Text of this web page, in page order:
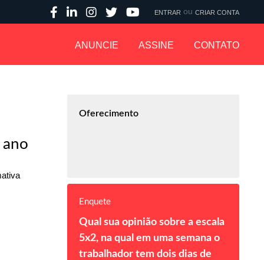
ANUNCIE ASSINE CONTATO
ENTRAR ou CRIAR CONTA
Oferecimento
Enquete
Qual sua opinião sobre a escala
5x2, na qual em uma semana o
trabalhador tem dois dias de